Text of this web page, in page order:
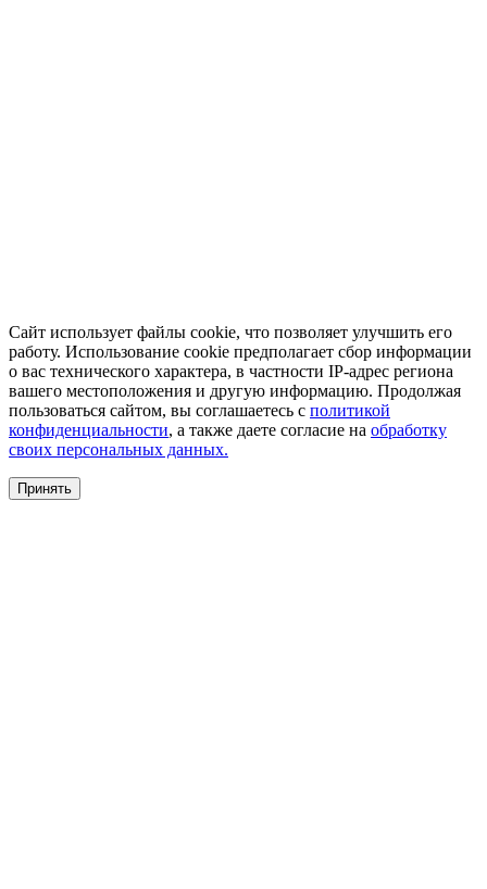
Сайт использует файлы cookie, что позволяет улучшить его
работу. Использование cookie предполагает сбор информации
о вас технического характера, в частности IP-адрес региона
вашего местоположения и другую информацию. Продолжая
пользоваться сайтом, вы соглашаетесь с политикой
конфиденциальности, а также даете согласие на обработку
своих персональных данных.
Принять